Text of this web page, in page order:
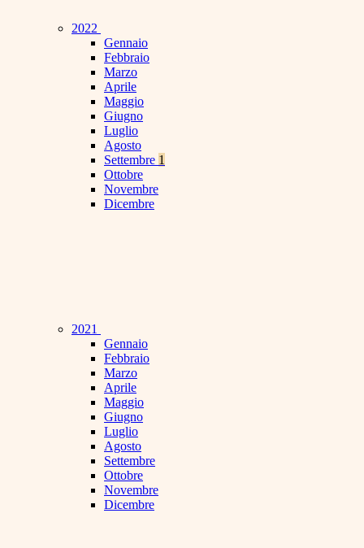
2022
Gennaio
Febbraio
Marzo
Aprile
Maggio
Giugno
Luglio
Agosto
Settembre 1
Ottobre
Novembre
Dicembre
2021
Gennaio
Febbraio
Marzo
Aprile
Maggio
Giugno
Luglio
Agosto
Settembre
Ottobre
Novembre
Dicembre